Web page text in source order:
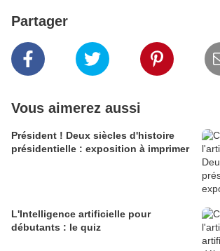
Partager
Vous aimerez aussi
Président ! Deux siècles d'histoire
présidentielle : exposition à imprimer
L'Intelligence artificielle pour
débutants : le quiz